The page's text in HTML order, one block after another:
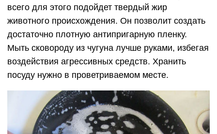
всего для этого подойдет твердый жир
животного происхождения. Он позволит создать
достаточно плотную антипригарную пленку.
Мыть сковороду из чугуна лучше руками, избегая
воздействия агрессивных средств. Хранить
посуду нужно в проветриваемом месте.